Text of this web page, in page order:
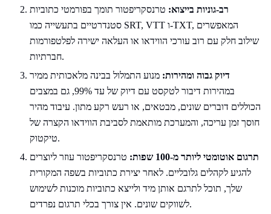
רב-גוניות בייצוא: טרנסקריפטור תומך בפורמטי כתוביות
סטנדרטיים בתעשייה כמו SRT, VTT ו-TXT, המאפשרים
שילוב חלק עם רוב עורכי הווידאו או העלאה ישירה לפלטפורמות
חברתיות.
דיוק גבוה ומהירות: מנוע התמלול בבינה מלאכותית ממיר
במהירות דיבור לטקסט עם דיוק של עד 99%, גם במצבים
הכוללים דוברים שונים, מבטאים, או רעש רקע מתון. עיבוד מהיר
חוסך זמן עריכה, והמערכת מותאמת לסביבת הווידאו הקצרה של
טיקטוק.
תרגום אוטומטי ליותר מ-100 שפות:
טרנסקריפטור עוזר ליוצרים
להגיע לקהלים גלובליים. לאחר יצירת כתוביות בשפה המקורית
שלך, תוכל לתרגם אותן מיד ולייצא כתוביות מוכנות לשימוש
לשווקים שונים. אין צורך בכלי תרגום נפרדים.